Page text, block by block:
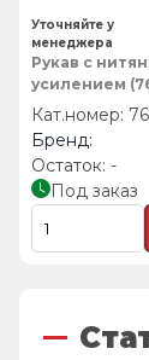
Рукав с
усилением
-
Под заказ
Уточняйте у
менеджера